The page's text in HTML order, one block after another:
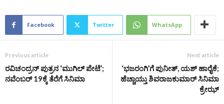
Facebook Twitter WhatsApp
Previous article
ರವಿಚಂದ್ರನ್ ಪುತ್ರನ ‘ಮುಗಿಲ್ ಪೇಟೆ’;
ನವೆಂಬರ್‌ 19ಕ್ಕೆ ತೆರೆಗೆ ಸಿನಿಮಾ
Next article
‘ಭಜರಂಗಿ’ಗೆ ಪುನೀತ್‌, ಯಶ್ ಹಾರೈಕೆ;
ಹೆಚ್ಚಾಯ್ತು ಶಿವರಾಜಕುಮಾರ್ ಸಿನಿಮಾ
ಕ್ರೇಝ್